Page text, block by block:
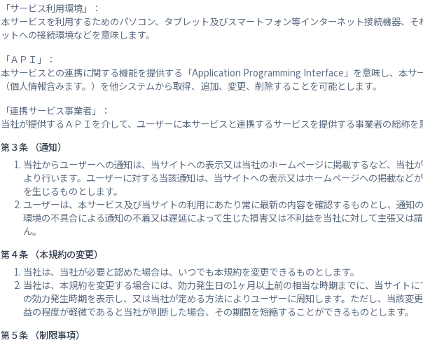
「サービス利用環境」：
本サービスを利用するためのパソコン、タブレット及びスマートフォン等インターネット接続機器、そ
ットへの接続環境などを意味します。
「ＡＰＩ」：
本サービスとの連携に関する機能を提供する「Application Programming Interface」を意味し、本サ
（個人情報含みます。）を他システムから取得、追加、変更、削除することを可能とします。
「連携サービス事業者」：
当社が提供するＡＰＩを介して、ユーザーに本サービスと連携するサービスを提供する事業者の総称を
第３条 （通知）
当社からユーザーへの通知は、当サイトへの表示又は当社のホームページに掲載するなど、当社
より行います。ユーザーに対する当該通知は、当サイトへの表示又はホームページへの掲載など
を生じるものとします。
ユーザーは、本サービス及び当サイトの利用にあたり常に最新の内容を確認するものとし、通知
環境の不具合による通知の不着又は遅延によって生じた損害又は不利益を当社に対して主張又は
ん。
第４条 （本規約の変更）
当社は、当社が必要と認めた場合は、いつでも本規約を変更できるものとします。
当社は、本規約を変更する場合には、効力発生日の1ヶ月以上前の相当な時期までに、当サイト
の効力発生時期を表示し、又は当社が定める方法によりユーザーに周知します。ただし、当該変
益の程度が軽微であると当社が判断した場合、その期間を短縮することができるものとします。
第５条 （制限事項）
八本松地域センター 閉鎖
八本松小学校 閉鎖
八本松集会所 閉鎖
宗吉第二集会所 閉鎖
八本松中学校 閉鎖
宗吉第一集会所 閉鎖